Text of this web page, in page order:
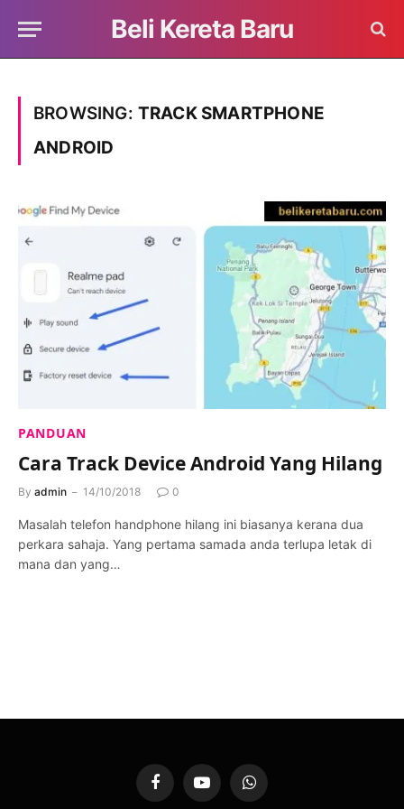
Beli Kereta Baru
BROWSING: TRACK SMARTPHONE
ANDROID
PANDUAN
Cara Track Device Android Yang Hilang
By admin 14/10/2018 0
Masalah telefon handphone hilang ini biasanya kerana dua
perkara sahaja. Yang pertama samada anda terlupa letak di
mana dan yang…
FacebookYouTubeWhatsApp